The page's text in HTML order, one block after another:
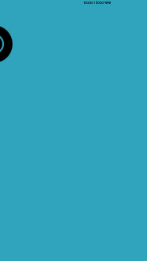
שישי 10:00-15:00